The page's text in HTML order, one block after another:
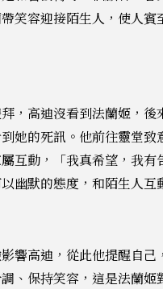
笑容迎接陌生人，使人賓
，高迪沒看到法蘭姬，後
她的死訊。他前往靈堂致
互動，「我真希望，我有
幽默的態度，和陌生人互
響高迪，從此他提醒自己
、保持笑容，這是法蘭姬